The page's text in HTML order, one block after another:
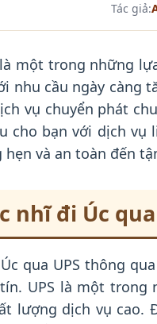
Tác giả:
một trong những
nhu cầu ngày càng
vụ chuyển phát
cho bạn với dịch vụ
và an toàn đến
nhĩ đi Úc qua
qua UPS thông
UPS là một trong
lượng dịch vụ cao.